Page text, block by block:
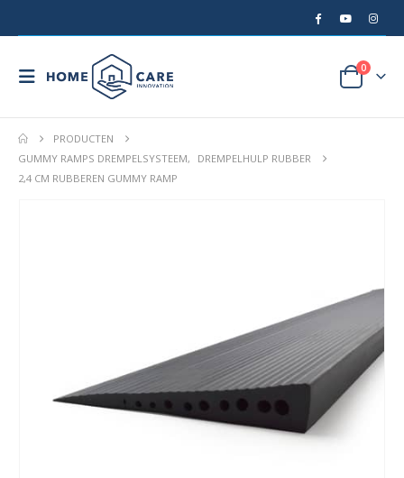
0
PRODUCTEN
GUMMY RAMPS DREMPELSYSTEEM,
DREMPELHULP RUBBER
2,4 CM RUBBEREN GUMMY RAMP